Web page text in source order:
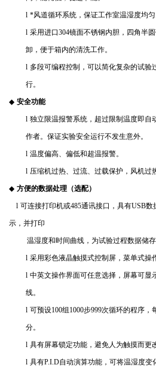
l *风道循环系统，保证工作室温湿度均匀
l 采用进口304镜面不锈钢内胆，四角半
卸，便于箱内的清洗工作。
l 多段可编程控制，可以简化复杂的试验
行。
◆ 安全功能
l 独立限温报警系统，超过限制温度即自
作者。保证实验安全运行不发生意外。
l 温度偏高、偏低和超温报警。
l 压缩机过热、过流、过载保护，风机过
◆ 方便的数据处理（选配）
l 可连接打印机或485通讯接口，具有USB数
示，并打印
温湿度和时间曲线，为试验过程数据储存
l 采用彩色液晶触摸式控制屏，菜单式操
l 中英文操作界面可任意选择，屏幕可显
线。
l 可预设100组1000步999次循环的程序，
分。
l 具有屏幕锁定功能，避免人为触摸而更
l 具有P.I.D自动演算功能，可将温湿度变